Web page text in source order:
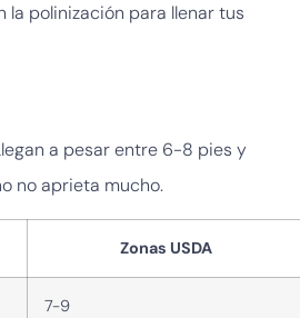
polinización para llenar tus
a pesar entre 6-8 pies y
no aprieta mucho.
Zonas USDA
7-9